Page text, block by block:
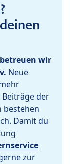
wir
Neue
der
bestehen
Damit du
zur